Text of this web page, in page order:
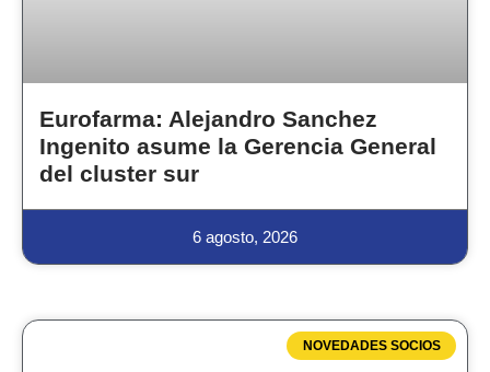
Eurofarma: Alejandro Sanchez
Ingenito asume la Gerencia General
del cluster sur
6 agosto, 2026
NOVEDADES SOCIOS